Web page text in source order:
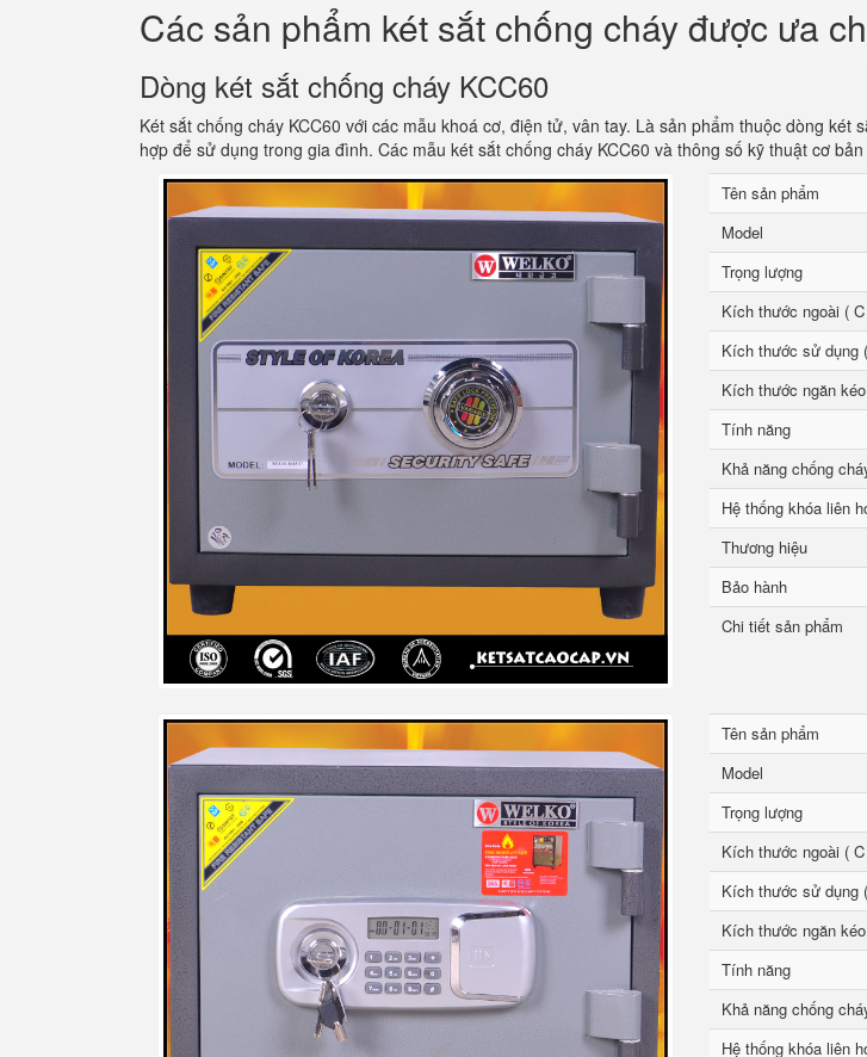
Các sản phẩm két sắt chống cháy được ưa
Dòng két sắt chống cháy KCC60
Két sắt chống cháy KCC60 với các mẫu khoá cơ, điện tử, vân tay. Là sản phẩm thuộc dòng
hợp để sử dụng trong gia đình. Các mẫu két sắt chống cháy KCC60 và thông số kỹ thuật cơ
Tên sản phẩm
Model
Trọng lượng
Kích thước ngoài (
Kích thước sử dụng
Kích thước ngăn
Tính năng
Khả năng chống
Hệ thống khóa liên
Thương hiệu
Bảo hành
Chi tiết sản phẩm
Tên sản phẩm
Model
Trọng lượng
Kích thước ngoài (
Kích thước sử dụng
Kích thước ngăn
Tính năng
Khả năng chống
Hệ thống khóa liên